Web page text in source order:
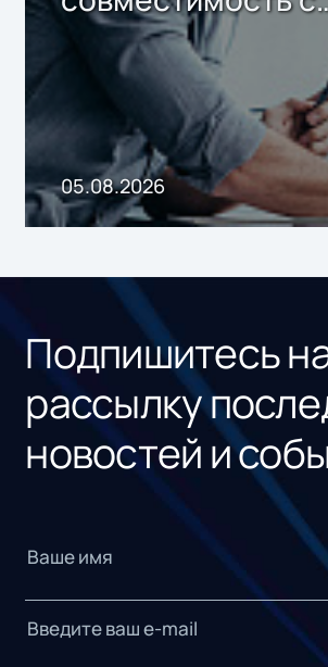
решением Sharx
Storage 2.x для
хранения данных
05.08.2026
Подпишитесь
рассылку
новостей и